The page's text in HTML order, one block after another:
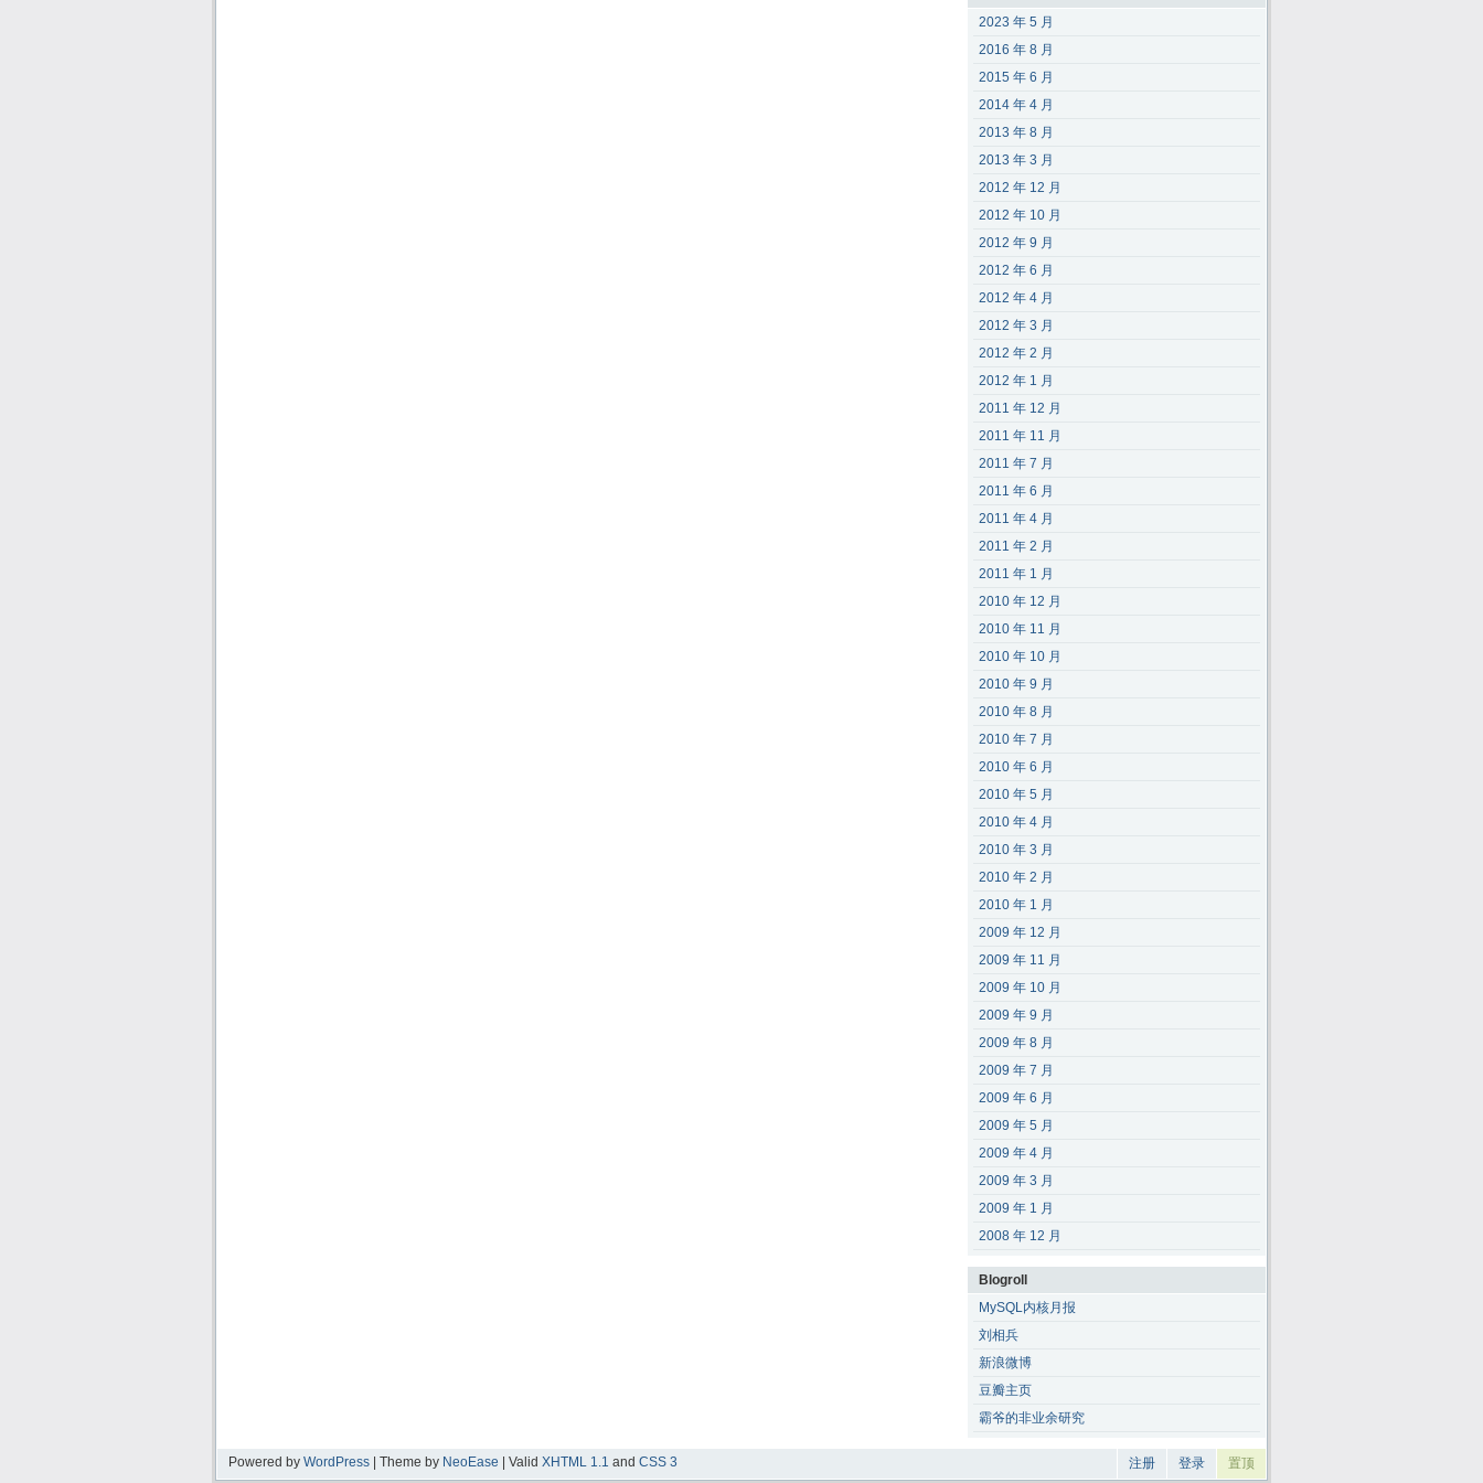
2023 年 5 月
2016 年 8 月
2015 年 6 月
2014 年 4 月
2013 年 8 月
2013 年 3 月
2012 年 12 月
2012 年 10 月
2012 年 9 月
2012 年 6 月
2012 年 4 月
2012 年 3 月
2012 年 2 月
2012 年 1 月
2011 年 12 月
2011 年 11 月
2011 年 7 月
2011 年 6 月
2011 年 4 月
2011 年 2 月
2011 年 1 月
2010 年 12 月
2010 年 11 月
2010 年 10 月
2010 年 9 月
2010 年 8 月
2010 年 7 月
2010 年 6 月
2010 年 5 月
2010 年 4 月
2010 年 3 月
2010 年 2 月
2010 年 1 月
2009 年 12 月
2009 年 11 月
2009 年 10 月
2009 年 9 月
2009 年 8 月
2009 年 7 月
2009 年 6 月
2009 年 5 月
2009 年 4 月
2009 年 3 月
2009 年 1 月
2008 年 12 月
Blogroll
MySQL内核月报
刘相兵
新浪微博
豆瓣主页
霸爷的非业余研究
Powered by WordPress | Theme by NeoEase | Valid XHTML 1.1 and CSS 3 注册 登录 置顶